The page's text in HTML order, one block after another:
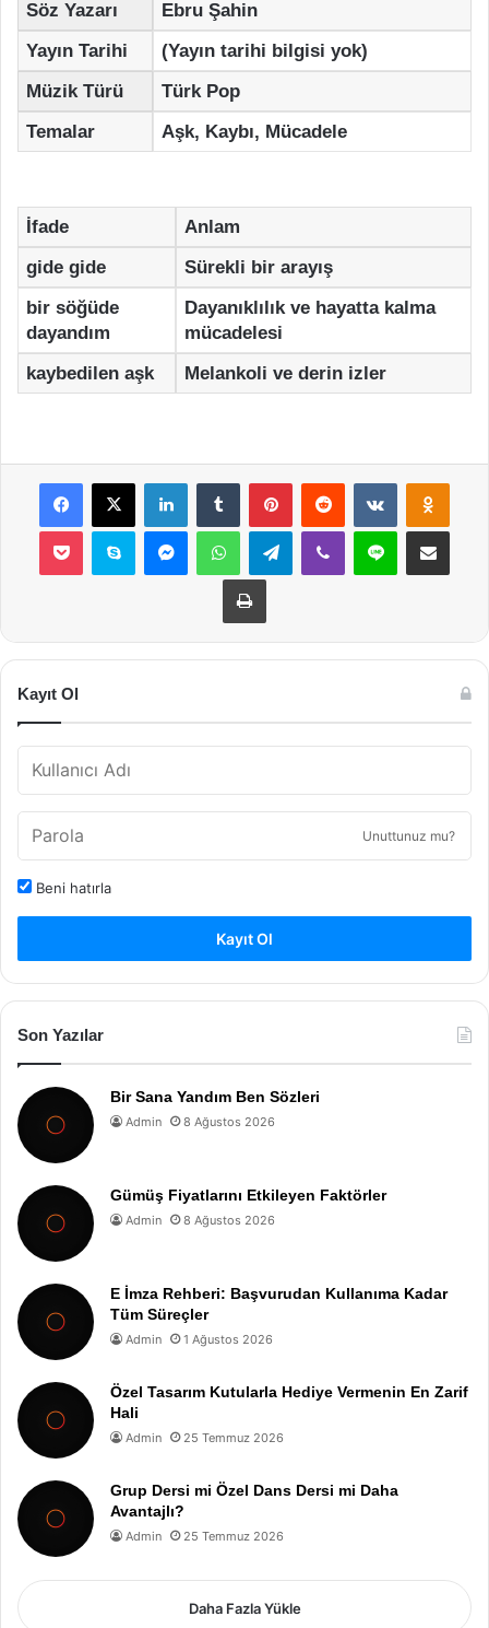
Söz Yazarı
Ebru Şahin
Yayın Tarihi
(Yayın tarihi bilgisi yok)
Müzik Türü
Türk Pop
Temalar
Aşk, Kaybı, Mücadele
İfade
Anlam
gide gide
Sürekli bir arayış
bir söğüde
dayandım
Dayanıklılık ve hayatta kalma
mücadelesi
kaybedilen aşk
Melankoli ve derin izler
Facebook
X LinkedInTumblr PinterestReddit VKontakte
Pocket Skype MessengerWhatsAppTelegramViber Line E-Posta ile
Yazdır
Kayıt Ol
Unuttunuz mu?
Beni hatırla
Kayıt Ol
Son Yazılar
Bir Sana Yandım Ben Sözleri
Admin 8 Ağustos 2026
Gümüş Fiyatlarını Etkileyen Faktörler
Admin 8 Ağustos 2026
E İmza Rehberi: Başvurudan Kullanıma Kadar
Tüm Süreçler
Admin 1 Ağustos 2026
Özel Tasarım Kutularla Hediye Vermenin En Zarif
Hali
Admin 25 Temmuz 2026
Grup Dersi mi Özel Dans Dersi mi Daha
Avantajlı?
Admin 25 Temmuz 2026
Daha Fazla Yükle